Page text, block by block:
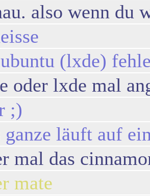
also wenn du
(lxde)
oder lxde mal
;)
ganze läuft auf
mal das
mate